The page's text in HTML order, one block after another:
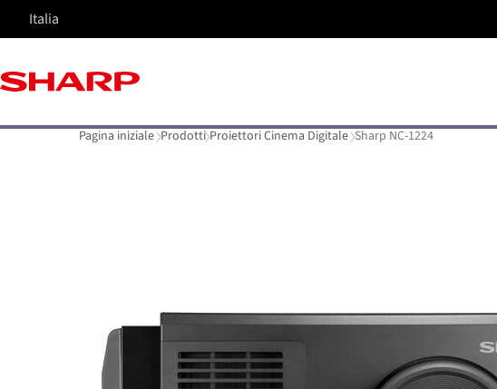
Italia
Pagina iniziale Prodotti Proiettori Cinema Digitale Sharp NC-1224